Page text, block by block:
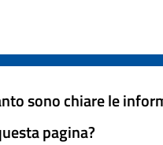
sono chiare le
pagina?